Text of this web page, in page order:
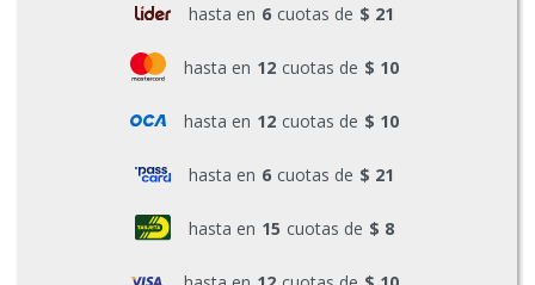
hasta en 6 cuotas de $ 21
hasta en 12 cuotas de $ 10
hasta en 12 cuotas de $ 10
hasta en 6 cuotas de $ 21
hasta en 15 cuotas de $ 8
Piscinas e Inflables